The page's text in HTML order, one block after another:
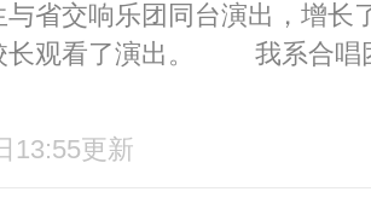
与省交响乐团同台演出，增长
校长观看了演出。 我系
13:55更新